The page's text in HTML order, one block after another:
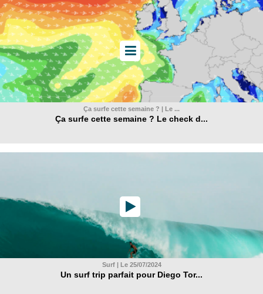
Ça surfe cette semaine ? | Le ...
Ça surfe cette semaine ? Le check d...
Surf | Le 25/07/2024
Un surf trip parfait pour Diego Tor...